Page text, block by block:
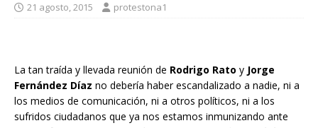
21 agosto, 2015 protestona1
La tan traída y llevada reunión de Rodrigo Rato y Jorge
Fernández Díaz no debería haber escandalizado a nadie, ni a
los medios de comunicación, ni a otros políticos, ni a los
sufridos ciudadanos que ya nos estamos inmunizando ante